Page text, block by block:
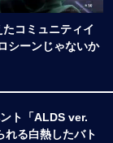
コミュニティイ
シーンじゃないか
ト「ALDS ver.
れる白熱したバト